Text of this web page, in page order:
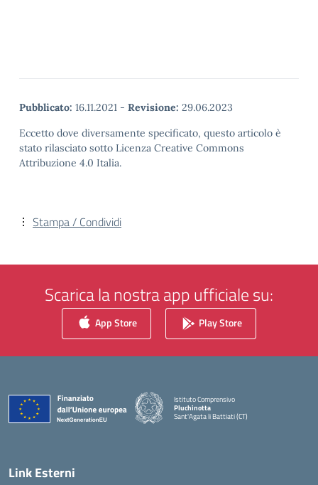
Pubblicato: 16.11.2021 - Revisione: 29.06.2023
Eccetto dove diversamente specificato, questo articolo è
stato rilasciato sotto Licenza Creative Commons
Attribuzione 4.0 Italia.
Stampa / Condividi
Scarica la nostra app ufficiale su:
App Store Play Store
Istituto Comprensivo
Pluchinotta
Sant'Agata li Battiati (CT)
— Visita la pagina iniziale della scuola
Link Esterni